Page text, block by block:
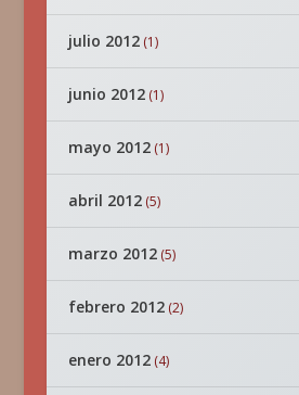
julio 2012(1)
junio 2012(1)
mayo 2012(1)
abril 2012(5)
marzo 2012(5)
febrero 2012(2)
enero 2012(4)